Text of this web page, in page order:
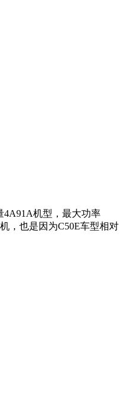
机型，最大功率
，也是因为C50E车型相对